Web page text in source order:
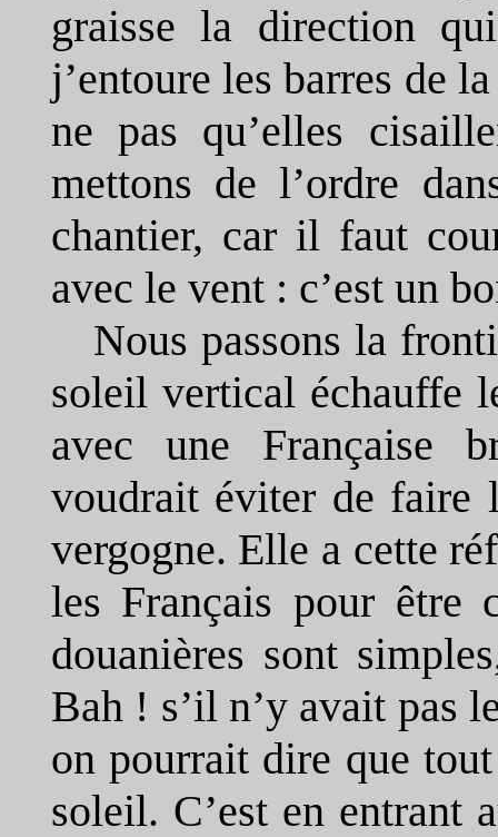
graisse la direction
j’entoure les barres de
ne pas qu’elles
mettons de l’ordre
chantier, car il faut
avec le vent : c’est un
Nous passons la
soleil vertical échauffe
avec une Française
voudrait éviter de faire
vergogne. Elle a cette
les Français pour être
douanières sont
Bah ! s’il n’y avait pas
on pourrait dire que
soleil. C’est en entrant